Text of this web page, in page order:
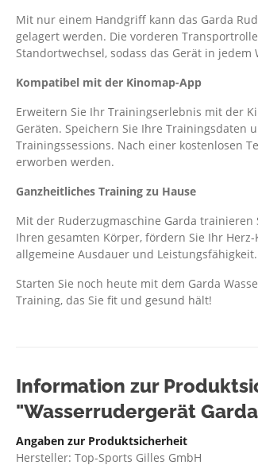
Mit nur einem Handgriff kann das Garda
gelagert werden. Die vorderen
Standortwechsel, sodass das Gerät in
Kompatibel mit der Kinomap-App
Erweitern Sie Ihr Trainingserlebnis mit der
Geräten. Speichern Sie Ihre Trainingsdaten
Trainingssessions. Nach einer kostenlosen
erworben werden.
Ganzheitliches Training zu Hause
Mit der Ruderzugmaschine Garda
Ihren gesamten Körper, fördern Sie Ihr
allgemeine Ausdauer und Leistungsfähigkeit.
Starten Sie noch heute mit dem Garda
Training, das Sie fit und gesund hält!
Information zur
"Wasserrudergerät
Angaben zur Produktsicherheit
Hersteller: Top-Sports Gilles GmbH